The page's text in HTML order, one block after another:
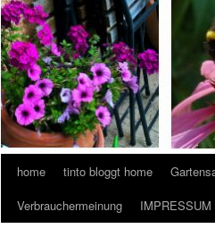
home tinto bloggt home
Verbrauchermeinung
IMPRESSUM